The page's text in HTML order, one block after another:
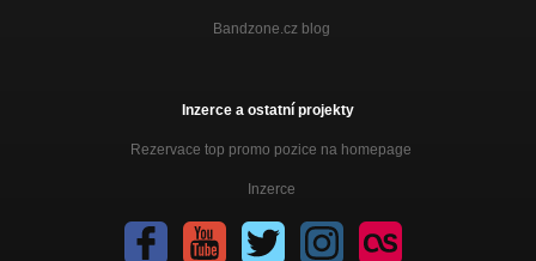
Bandzone.cz blog
Inzerce a ostatní projekty
Rezervace top promo pozice na homepage
Inzerce